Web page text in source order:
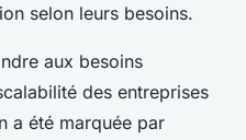
selon leurs besoins.
aux besoins
des entreprises
a été marquée par